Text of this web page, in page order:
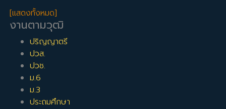
[แสดงทั้งหมด]
งานตามวุฒิ
ปริญญาตรี
ปวส.
ปวช.
ม.6
ม.3
ประถมศึกษา